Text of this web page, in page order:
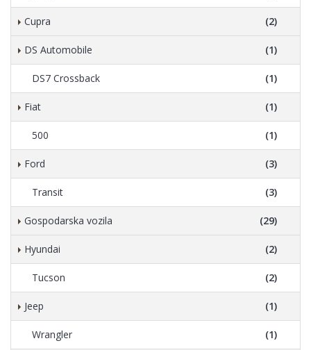
Cupra (2)
DS Automobile (1)
DS7 Crossback (1)
Fiat (1)
500 (1)
Ford (3)
Transit (3)
Gospodarska vozila (29)
Hyundai (2)
Tucson (2)
Jeep (1)
Wrangler (1)